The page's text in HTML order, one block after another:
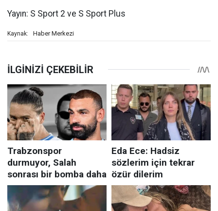
Yayın: S Sport 2 ve S Sport Plus
Kaynak: Haber Merkezi